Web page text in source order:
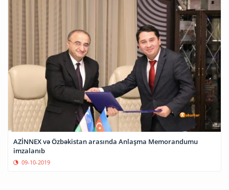
AZİNNEX və Özbəkistan arasında Anlaşma Memorandumu
imzalanıb
09-10-2019